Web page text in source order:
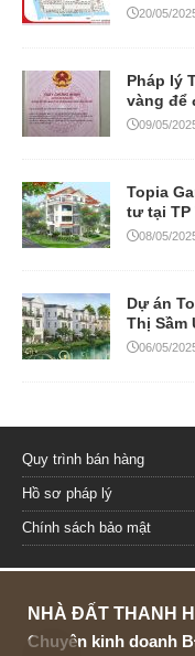
20/05/
Pháp lý
vàng để
09/05/
Topia
tư tại
08/05/
Dự án
Thị Sầm
06/05/
Quy trình bán hàng
Hồ sơ pháp lý
Chính sách bảo mật
NHÀ ĐẤT THANH
Chuyên kinh doanh